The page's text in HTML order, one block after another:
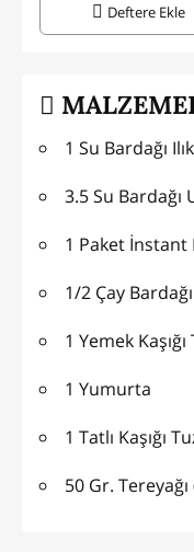
Deftere Ekle
1 Su Bardağı
3.5 Su Bardağı
1 Paket İnstant
1/2 Çay Bardağı
1 Yemek
1 Yumurta
1 Tatlı Kaşığı
50 Gr.